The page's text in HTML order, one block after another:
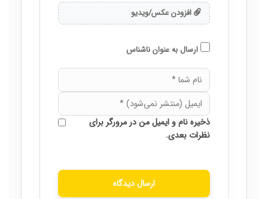
افزودن عکس/ویدیو
ارسال به عنوان ناشناس
ذخیره نام و ایمیل من در مرورگر برای
نظرات بعدی.
ارسال دیدگاه